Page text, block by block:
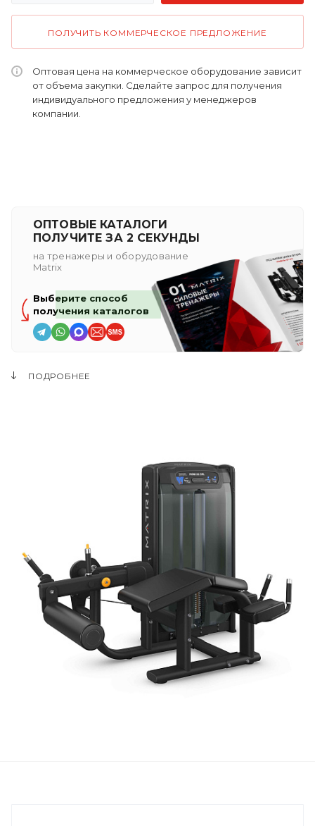
ПОЛУЧИТЬ КОММЕРЧЕСКОЕ ПРЕДЛОЖЕНИЕ
Оптовая цена на коммерческое оборудование зависит
от объема закупки. Сделайте запрос для получения
индивидуального предложения у менеджеров
компании.
ОПТОВЫЕ КАТАЛОГИ
ПОЛУЧИТЕ ЗА 2 СЕКУНДЫ
на тренажеры и оборудование
Matrix
Выберите способ
получения каталогов
ПОДРОБНЕЕ